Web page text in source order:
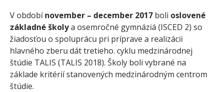
V obdobínovember – december 2017 boli oslovené
základné školya osemročné gymnáziá (ISCED 2) so
žiadosťou o spoluprácu pri príprave a realizácii
hlavného zberu dát tretieho. cyklu medzinárodnej
štúdie TALIS (TALIS 2018). Školy boli vybrané na
základe kritérií stanovených medzinárodným centrom
štúdie.